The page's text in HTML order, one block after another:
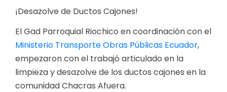
Convenios Institucionales
Cédulas presupuestarias y balances
Procesos de contratación
Ejecución Presupuestaria
¡Desazolve de Ductos Cajones!
El Gad Parroquial Riochico en coordinación con el
Ministerio Transporte Obras Públicas Ecuador,
empezaron con el trabajó articulado en la
limpieza y desazolve de los ductos cajones en la
comunidad Chacras Afuera.